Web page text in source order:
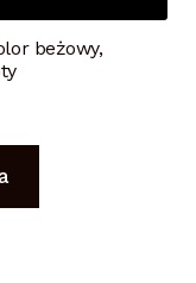
beżowy,